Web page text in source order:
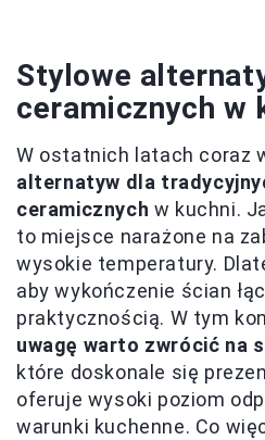
Stylowe
ceramicznych w
W ostatnich latach coraz
alternatyw dla
ceramicznych w kuchni.
to miejsce narażone na
wysokie temperatury.
aby wykończenie ścian
praktycznością. W tym
uwagę warto zwrócić na
które doskonale się
oferuje wysoki poziom
warunki kuchenne. Co